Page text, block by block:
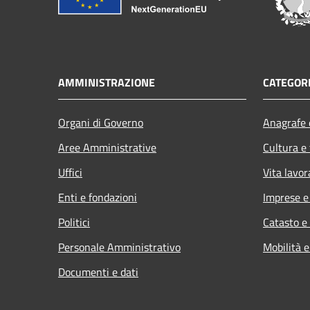
AMMINISTRAZIONE
Organi di Governo
Aree Amministrative
Uffici
Enti e fondazioni
Politici
Personale Amministrativo
Documenti e dati
Cultura
Vita
Imprese
Catasto
Mobilità